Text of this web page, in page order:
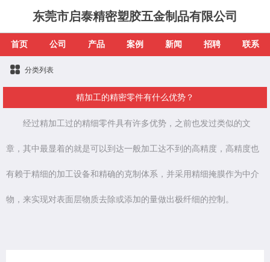
东莞市启泰精密塑胶五金制品有限公司
首页 公司 产品 案例 新闻 招聘 联系
分类列表
精加工的精密零件有什么优势？
经过精加工过的精细零件具有许多优势，之前也发过类似的文
章，其中最显着的就是可以到达一般加工达不到的高精度，高精度也
有赖于精细的加工设备和精确的克制体系，并采用精细掩膜作为中介
物，来实现对表面层物质去除或添加的量做出极纤细的控制。